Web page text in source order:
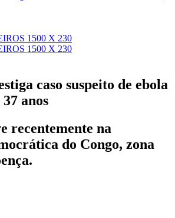
caso suspeito de ebola
anos
recentemente na
do Congo, zona